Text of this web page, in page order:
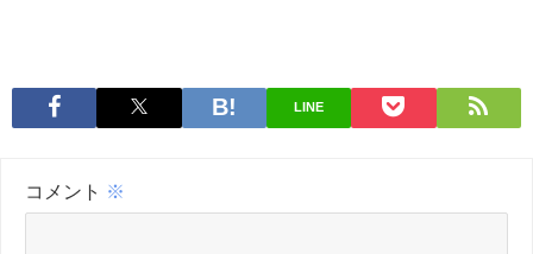
LINE
コメント ※